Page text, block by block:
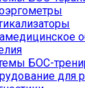
БОС-
для